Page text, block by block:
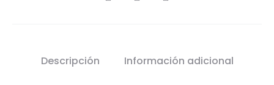
Descripción Información adicional